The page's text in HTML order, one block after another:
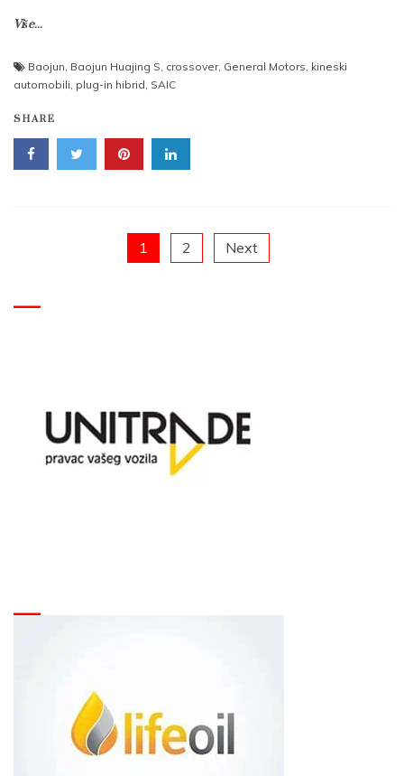
Više...
Baojun Baojun Huajing S crossover, General Motors kineski
automobili plug-in hibrid SAIC
SHARE
pagination
1 2 Next